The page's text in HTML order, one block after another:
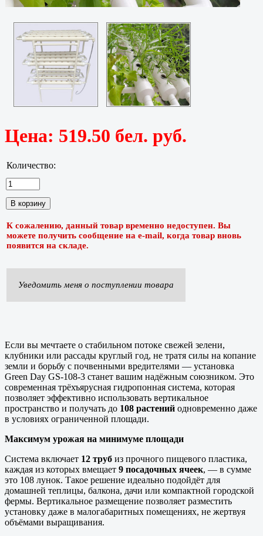
Цена: 519.50 бел. руб.
Количество:
К сожалению, данный товар временно недоступен. Вы
можете получить сообщение на e-mail, когда товар вновь
появится на складе.
Уведомить меня о поступлении товара
Если вы мечтаете о стабильном потоке свежей зелени,
клубники или рассады круглый год, не тратя силы на копание
земли и борьбу с почвенными вредителями — установка
Green Day GS-108-3 станет вашим надёжным союзником. Это
современная трёхъярусная гидропонная система, которая
позволяет эффективно использовать вертикальное
пространство и получать до 108 растений одновременно даже
в условиях ограниченной площади.
Максимум урожая на минимуме площади
Система включает 12 труб из прочного пищевого пластика,
каждая из которых вмещает 9 посадочных ячеек, — в сумме
это 108 лунок. Такое решение идеально подойдёт для
домашней теплицы, балкона, дачи или компактной городской
фермы. Вертикальное размещение позволяет разместить
установку даже в малогабаритных помещениях, не жертвуя
объёмами выращивания.